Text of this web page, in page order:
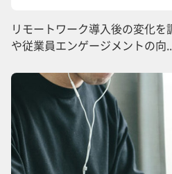
リモートワーク導入後の変化
や従業員エンゲージメントの向